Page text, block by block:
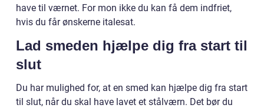
have til værnet. For mon ikke du kan få dem indfriet,
hvis du får ønskerne italesat.
Lad smeden hjælpe dig fra start til
slut
Du har mulighed for, at en smed kan hjælpe dig fra start
til slut, når du skal have lavet et stålværn. Det bør du